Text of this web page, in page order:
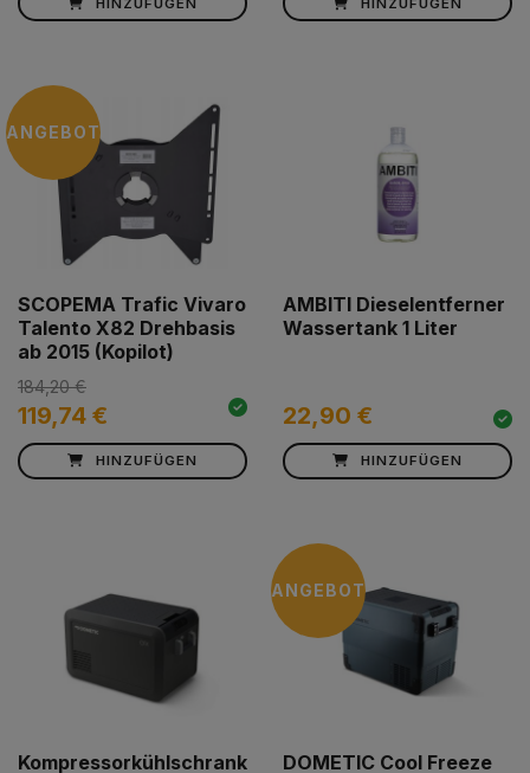
ANGEBOT
SCOPEMA Trafic Vivaro
Talento X82 Drehbasis
ab 2015 (Kopilot)
119,74 €
184,20 €
HINZUFÜGEN
AMBITI Dieselentferner
Wassertank 1 Liter
22,90 €
HINZUFÜGEN
Kompressorkühlschrank
ANGEBOT
DOMETIC Cool Freeze